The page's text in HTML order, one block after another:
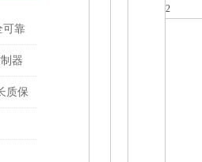
可靠
器
质保
2